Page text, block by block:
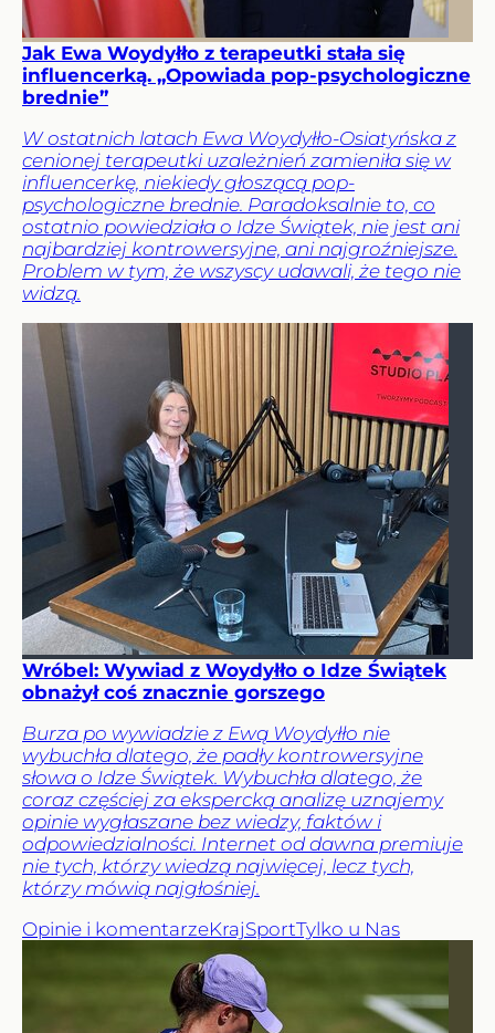
Jak Ewa Woydyłło z terapeutki stała się
influencerką. „Opowiada pop-psychologiczne
brednie”
W ostatnich latach Ewa Woydyłło-Osiatyńska z
cenionej terapeutki uzależnień zamieniła się w
influencerkę, niekiedy głoszącą pop-
psychologiczne brednie. Paradoksalnie to, co
ostatnio powiedziała o Idze Świątek, nie jest ani
najbardziej kontrowersyjne, ani najgroźniejsze.
Problem w tym, że wszyscy udawali, że tego nie
widzą.
Wróbel: Wywiad z Woydyłło o Idze Świątek
obnażył coś znacznie gorszego
Burza po wywiadzie z Ewą Woydyłło nie
wybuchła dlatego, że padły kontrowersyjne
słowa o Idze Świątek. Wybuchła dlatego, że
coraz częściej za ekspercką analizę uznajemy
opinie wygłaszane bez wiedzy, faktów i
odpowiedzialności. Internet od dawna premiuje
nie tych, którzy wiedzą najwięcej, lecz tych,
którzy mówią najgłośniej.
Opinie i komentarzeKrajSportTylko u Nas